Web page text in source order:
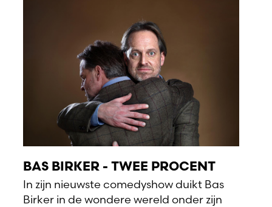
BAS BIRKER - TWEE PROCENT
In zijn nieuwste comedyshow duikt Bas
Birker in de wondere wereld onder zijn